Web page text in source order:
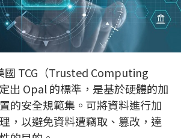
國 TCG（Trusted Computing
出 Opal 的標準，是基於硬體的加
的安全規範集。可將資料進行加
，以避免資料遭竊取、篡改，達